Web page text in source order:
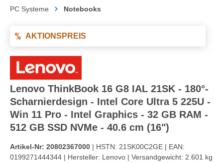
PC Systeme Notebooks
AKTIONSPREIS
Lenovo ThinkBook 16 G8 IAL 21SK - 180°-
Scharnierdesign - Intel Core Ultra 5 225U -
Win 11 Pro - Intel Graphics - 32 GB RAM -
512 GB SSD NVMe - 40.6 cm (16")
Artikel-Nr: 20802367000 | HSTN: 21SK00C2GE | EAN:
0199271444344 | Hersteller: Lenovo | Versandgewicht: 2.601 kg